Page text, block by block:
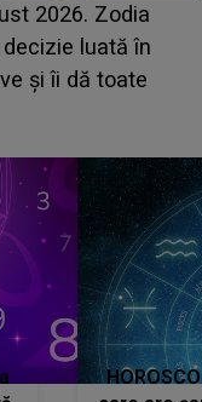
până
din Casa Iubirii
despre mama
iubesc pentru